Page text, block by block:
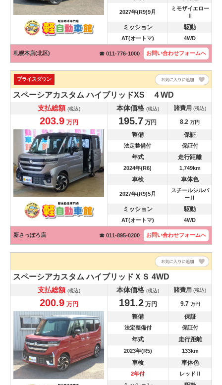
2027年(R9)9月
ミモザイエロー
Ⅱ
ミッション 駆動
AT(オートマ) 4WD
札幌本店(北区) ☎ 011-776-1000 お問い合わせフォームへ
プライスダウン
スペーシアカスタムハイブリッドXS ４WD
支払総額 (税込) 本体価格 (税込) 諸費用 (税込)
203.9 万円 195.7 万円 8.2 万円
整備 保証
法定整備付 保証付
年式 走行距離
2024年(R6) 1,749km
車検 車体色
2027年(R9)5月
スチールシルバ
ーⅡ
ミッション 駆動
AT(オートマ) 4WD
新さっぽろ店 ☎ 011-895-0200 お問い合わせフォームへ
スペーシアカスタムハイブリッドＸＳ 4WD
支払総額 (税込) 本体価格 (税込) 諸費用 (税込)
200.9 万円 191.2万円 9.7 万円
整備 保証
法定整備付 保証付
年式 走行距離
2023年(R5) 133km
車検 車体色
2年付 レッドⅡ